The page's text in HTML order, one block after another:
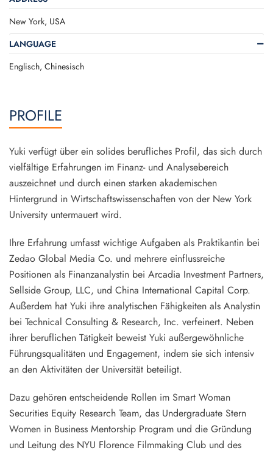
New York, USA
LANGUAGE
Englisch, Chinesisch
PROFILE
Yuki verfügt über ein solides berufliches Profil, das sich durch
vielfältige Erfahrungen im Finanz- und Analysebereich
auszeichnet und durch einen starken akademischen
Hintergrund in Wirtschaftswissenschaften von der New York
University untermauert wird.
Ihre Erfahrung umfasst wichtige Aufgaben als Praktikantin bei
Zedao Global Media Co. und mehrere einflussreiche
Positionen als Finanzanalystin bei Arcadia Investment Partners,
Sellside Group, LLC, und China International Capital Corp.
Außerdem hat Yuki ihre analytischen Fähigkeiten als Analystin
bei Technical Consulting & Research, Inc. verfeinert. Neben
ihrer beruflichen Tätigkeit beweist Yuki außergewöhnliche
Führungsqualitäten und Engagement, indem sie sich intensiv
an den Aktivitäten der Universität beteiligt.
Dazu gehören entscheidende Rollen im Smart Woman
Securities Equity Research Team, das Undergraduate Stern
Women in Business Mentorship Program und die Gründung
und Leitung des NYU Florence Filmmaking Club und des